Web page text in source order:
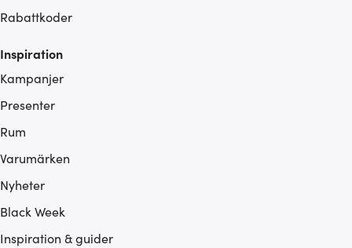
Rabattkoder
Inspiration
Kampanjer
Presenter
Rum
Varumärken
Nyheter
Black Week
Inspiration & guider